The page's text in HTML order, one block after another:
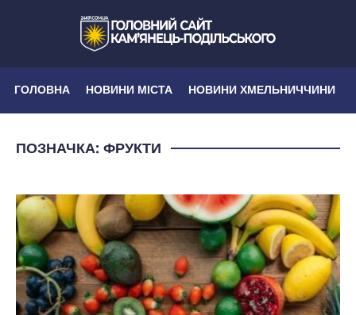
ГОЛОВНА НОВИНИ МІСТА НОВИНИ ХМЕЛЬНИЧЧИНИ
ПОЗНАЧКА: ФРУКТИ